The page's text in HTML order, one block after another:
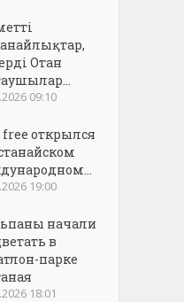
Отан
09:10
free открылся
19:00
начали
в
парке
18:01